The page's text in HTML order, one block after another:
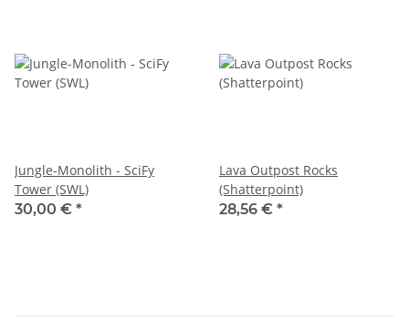
Jungle-Monolith - SciFy
Tower (SWL)
30,00 € *
Lava Outpost Rocks
(Shatterpoint)
28,56 € *